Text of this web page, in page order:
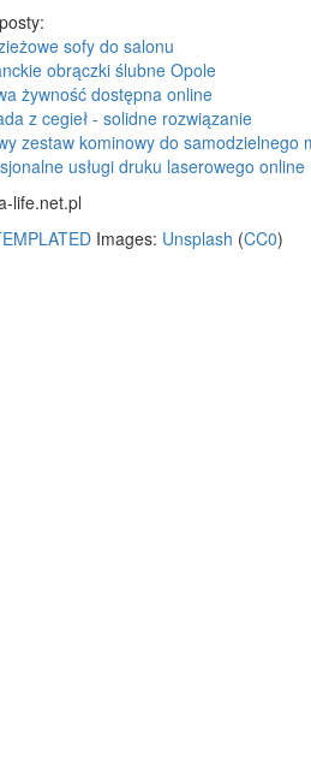
sofy do salonu
obrączki ślubne Opole
żywność dostępna online
z cegieł - solidne rozwiązanie
zestaw kominowy do samodzielnego
usługi druku laserowego online
life.net.pl
Images: Unsplash (CC0)